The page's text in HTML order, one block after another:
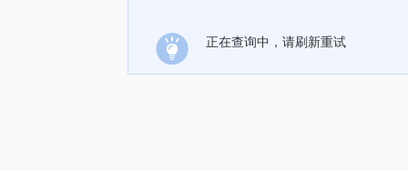
正在查询中，请刷新重试